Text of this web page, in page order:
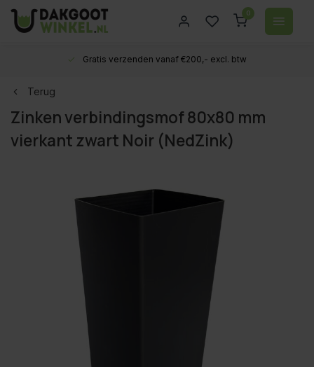
0
Gratis verzenden vanaf €200,- excl. btw
Terug
Zinken verbindingsmof 80x80 mm
vierkant zwart Noir (NedZink)